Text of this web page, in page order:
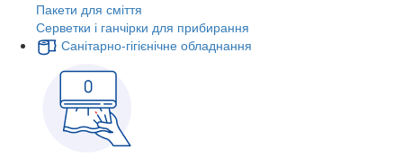
Пакети для сміття
Серветки і ганчірки для прибирання
Санітарно-гігієнічне обладнання